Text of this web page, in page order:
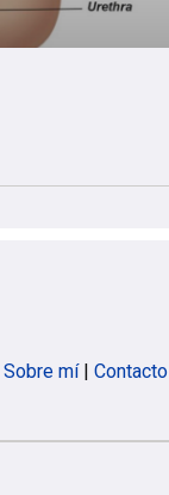
Sobre mí| Contacto